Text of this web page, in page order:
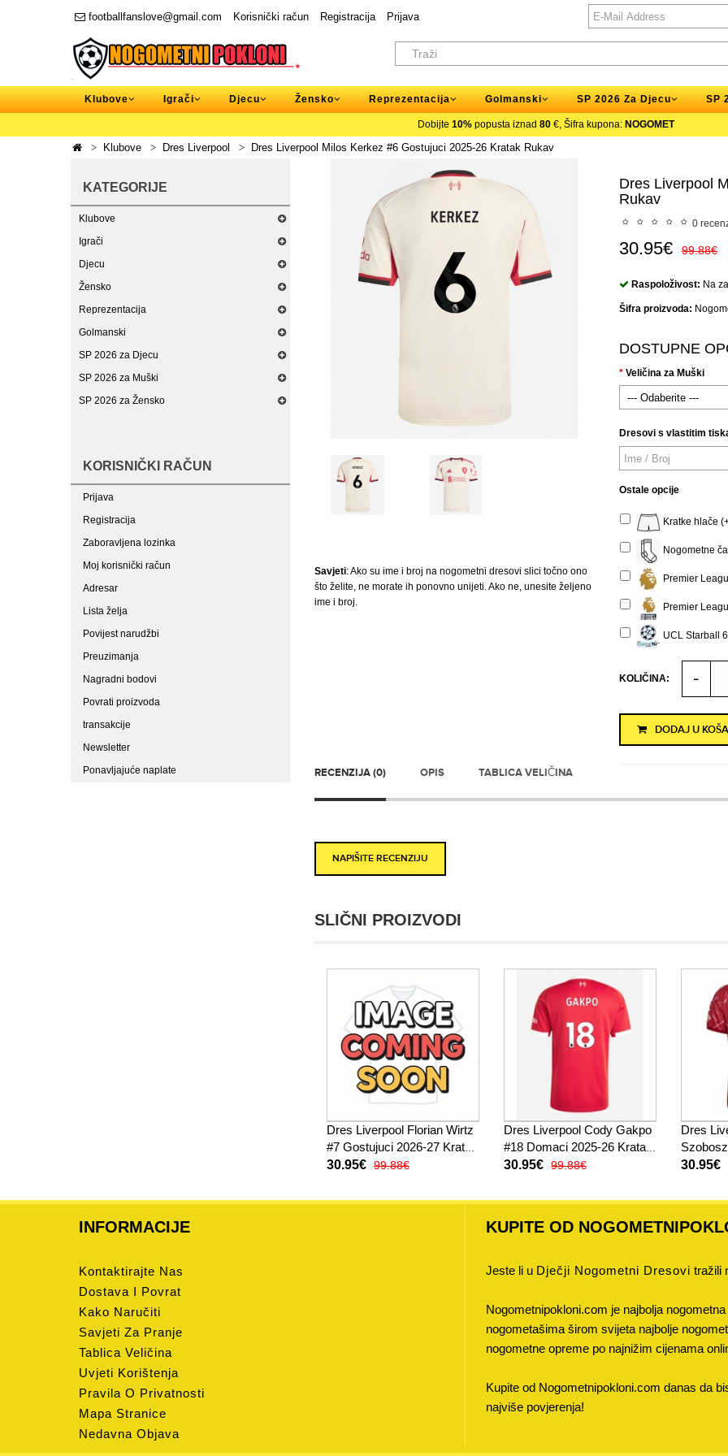
footballfanslove@gmail.com Korisnički račun Registracija Prijava
Klubove Igrači Djecu Žensko Reprezentacija Golmanski SP 2026 Za Djecu SP
Dobijte 10% popusta iznad 80 €, Šifra kupona: NOGOMET
Klubove Dres Liverpool Dres Liverpool Milos Kerkez #6 Gostujuci 2025-26 Kratak Rukav
KATEGORIJE
Klubove
Igrači
Djecu
Žensko
Reprezentacija
Golmanski
SP 2026 za Djecu
SP 2026 za Muški
SP 2026 za Žensko
KORISNIČKI RAČUN
Prijava
Registracija
Zaboravljena lozinka
Moj korisnički račun
Adresar
Lista želja
Povijest narudžbi
Preuzimanja
Nagradni bodovi
Povrati proizvoda
transakcije
Newsletter
Ponavljajuće naplate
Savjeti: Ako su ime i broj na nogometni dresovi slici točno ono
što želite, ne morate ih ponovno unijeti. Ako ne, unesite željeno
ime i broj.
Dres Liverpool
Rukav
0
30.95€ 99.88€
Raspoloživost: Na
Šifra proizvoda:
DOSTUPNE
Veličina za Muški
Dresovi s vlastitim
Ostale opcije
Kratke hlače
Nogometne
Premier
Premier
UCL Starball
KOLIČINA:
DODAJ U
RECENZIJA (0) OPIS TABLICA VELIČINA
NAPIŠITE RECENZIJU
SLIČNI PROIZVODI
Dres Liverpool Florian Wirtz
#7 Gostujuci 2026-27 Kratak
Rukav
30.95€ 99.88€
Dres Liverpool Cody Gakpo
#18 Domaci 2025-26 Kratak
Rukav
30.95€ 99.88€
Dres
27
30.95€
INFORMACIJE
Kontaktirajte Nas
Dostava I Povrat
Kako Naručiti
Savjeti Za Pranje
Tablica Veličina
Uvjeti Korištenja
Pravila O Privatnosti
Mapa Stranice
Nedavna Objava
KUPITE OD
Jeste li u Dječji Nogometni Dresovi tražili
Nogometnipokloni.com je najbolja
nogometašima širom svijeta najbolje
nogometne opreme po najnižim cijenama
Kupite od Nogometnipokloni.com danas da
najviše povjerenja!